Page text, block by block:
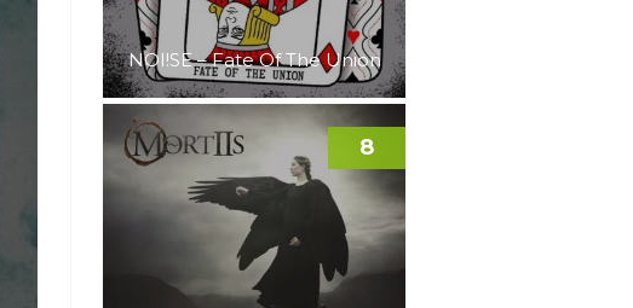
NOI!SE – Fate Of The Union
8